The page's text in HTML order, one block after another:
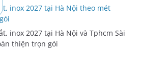
inox 2027 tại Hà Nội theo mét
inox 2027 tại Hà Nội và Tphcm Sài
thiện trọn gói